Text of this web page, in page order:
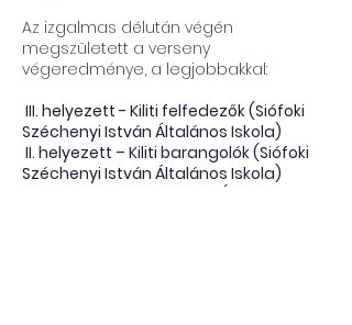
Az izgalmas délután végén
megszületett a verseny
végeredménye, a legjobbakkal:
III. helyezett - Kiliti felfedezők (Siófoki
Széchenyi István Általános Iskola)
II. helyezett – Kiliti barangolók (Siófoki
Széchenyi István Általános Iskola)